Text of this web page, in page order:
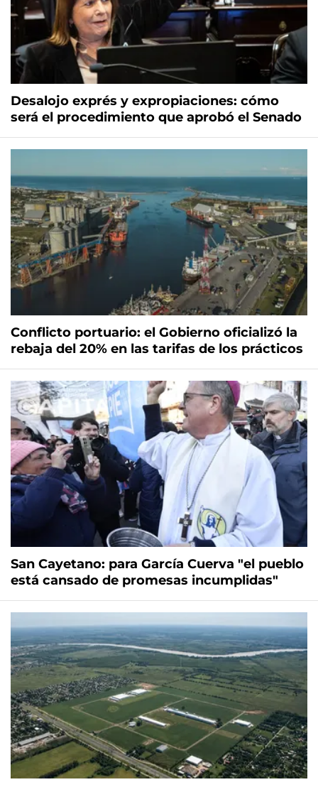
Desalojo exprés y expropiaciones: cómo
será el procedimiento que aprobó el Senado
Conflicto portuario: el Gobierno oficializó la
rebaja del 20% en las tarifas de los prácticos
San Cayetano: para García Cuerva "el pueblo
está cansado de promesas incumplidas"